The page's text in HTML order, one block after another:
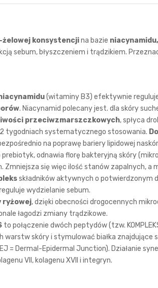
żelowej konsystencjina bazie niacynamidu,
sebum, błyszczeniem i trądzikiem.
(witaminy B3) efektywnie
. Niacynamid polecany jest. dla skóry
przeciwzmarszczkowych, spłyca
tygodniach systematycznego stosowania.
na poprawę bariery lipidowej
prebiotyk, odnawia florę bakteryjną skóry
Zmniejsza się więc ilość stanów zapalnych, a
składników aktywnych o potwierdzonym
wydzielanie sebum.
ryżowej, dzięki obecności drogocennych
łagodzi zmiany trądzikowe.
to połączenie dwóch peptydów (tzw.
skóry i stymulować białka znajdujące
= Dermal-Epidermal Junction). Działanie
VII, kolagenu XVII i integryn.